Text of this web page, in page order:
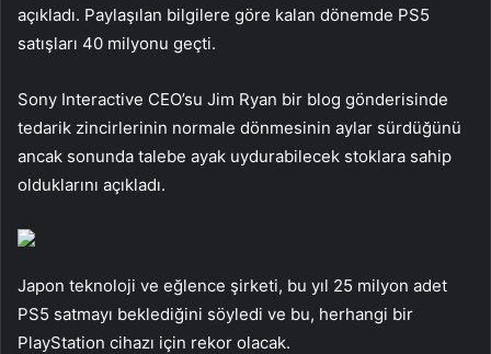
açıkladı. Paylaşılan bilgilere göre kalan dönemde PS5
satışları 40 milyonu geçti.
Sony Interactive CEO’su Jim Ryan bir blog gönderisinde
tedarik zincirlerinin normale dönmesinin aylar sürdüğünü
ancak sonunda talebe ayak uydurabilecek stoklara sahip
olduklarını açıkladı.
Japon teknoloji ve eğlence şirketi, bu yıl 25 milyon adet
PS5 satmayı beklediğini söyledi ve bu, herhangi bir
PlayStation cihazı için rekor olacak.